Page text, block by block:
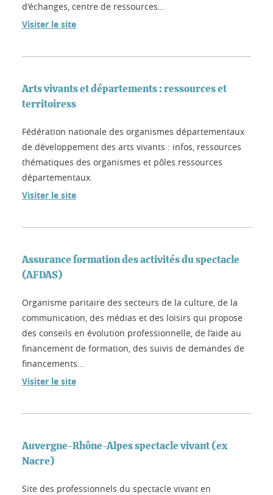
d'échanges, centre de ressources…
Visiter le site
Arts vivants et départements : ressources et
territoiress
Fédération nationale des organismes départementaux
de développement des arts vivants : infos, ressources
thématiques des organismes et pôles ressources
départementaux.
Visiter le site
Assurance formation des activités du spectacle
(AFDAS)
Organisme paritaire des secteurs de la culture, de la
communication, des médias et des loisirs qui propose
des conseils en évolution professionnelle, de l’aide au
financement de formation, des suivis de demandes de
financements...
Visiter le site
Auvergne-Rhône-Alpes spectacle vivant (ex
Nacre)
Site des professionnels du spectacle vivant en